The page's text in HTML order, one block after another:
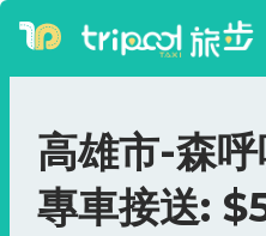
高雄市-森
專車接送: